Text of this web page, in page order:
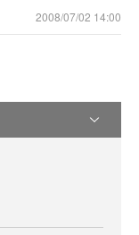
2008/07/02 14:00